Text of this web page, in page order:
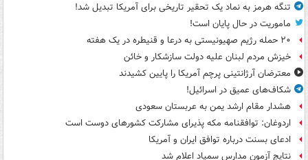
تنگه هرمز به نماد یک تحقیر تاریخی برای آمریکا تبدیل شد!
ماموریت در حال پایان است!
۲۰ حمله رژیم صهیونیستی به درعا و قنیطره در یک هفته
خیزش مردم لبنان علیه دولت سازشکار و خائن
معترضان آرژانتینی پرچم آمریکا را پایین کشیدند
شکاف‌های عمیق در اسرائیل!
هشدار مقام ارشد یمن به عربستان سعودی
اردوغان: توافقنامه مکه پذیرای مشارکت کشورهای دوست است
ادعای بسنت درباره توافق ایران و آمریکا
نتایج آزمون مدارس سمپاد اعلام شد